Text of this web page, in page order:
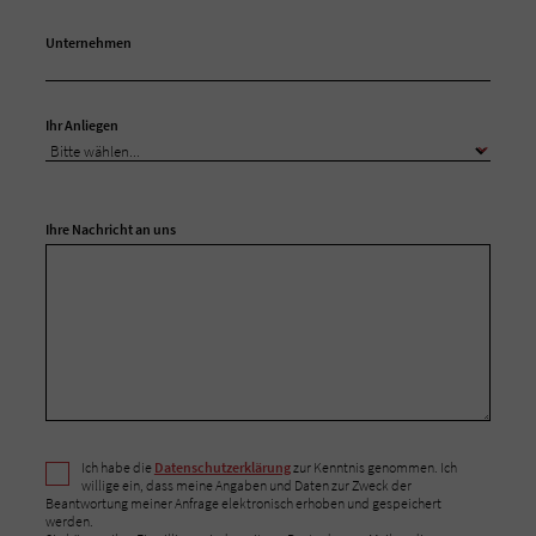
Unternehmen
Ihr Anliegen
Ihre Nachricht an uns
Ich habe die Datenschutzerklärungzur Kenntnis genommen. Ich
willige ein, dass meine Angaben und Daten zur Zweck der
Beantwortung meiner Anfrage elektronisch erhoben und gespeichert
werden.